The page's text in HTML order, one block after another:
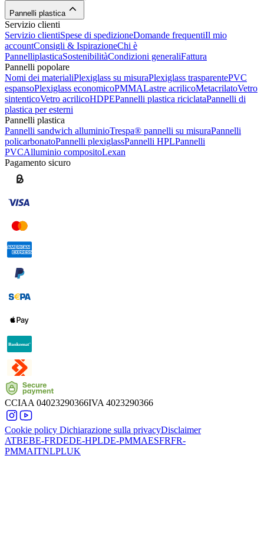
Pannelli plastica
Servizio clienti
Servizio clientiSpese di spedizioneDomande frequentiIl mio
accountConsigli & IspirazioneChi è
PannelliplasticaSostenibilitàCondizioni generaliFattura
Pannelli popolare
Nomi dei materialiPlexiglass su misuraPlexiglass trasparentePVC
espansoPlexiglass economicoPMMALastre acrilicoMetacrilatoVetro
sintenticoVetro acrilicoHDPEPannelli plastica riciclataPannelli di
plastica per esterni
Pannelli plastica
Pannelli sandwich alluminioTrespa® pannelli su misuraPannelli
policarbonatoPannelli plexiglassPannelli HPLPannelli
PVCAlluminio compositoLexan
Pagamento sicuro
CCIAA 04023290366IVA 4023290366
Cookie policy Dichiarazione sulla privacyDisclaimer
ATBEBE-FRDEDE-HPLDE-PMMAESFRFR-
PMMAITNLPLUK